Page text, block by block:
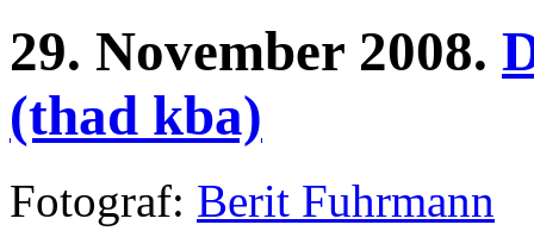
29. November 2008.
(thad kba)
Fotograf: Berit Fuhrmann